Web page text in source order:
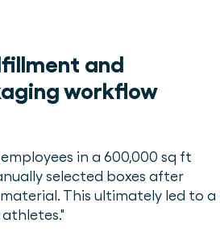
and
workflow
in a 600,000 sq ft
selected boxes after
This ultimately led to a